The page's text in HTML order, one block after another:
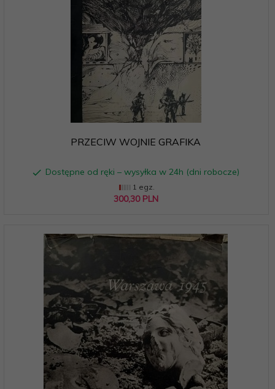
PRZECIW WOJNIE GRAFIKA
Dostępne od ręki – wysyłka w 24h (dni robocze)
1 egz.
300,30 PLN